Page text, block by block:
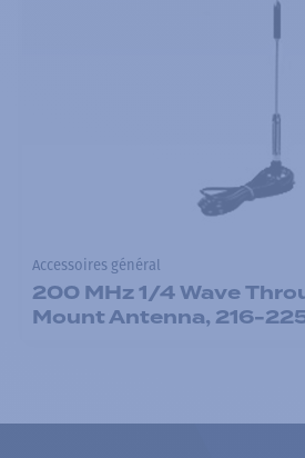
Accessoires général
200 MHz 1/4 Wave
Mount Antenna, 216-